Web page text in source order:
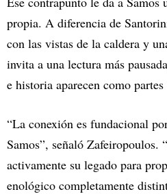
propia. A diferencia de
con las vistas de la caldera y
invita a una lectura más
e historia aparecen como
“La conexión es fundacional
Samos”, señaló Zafeiropoulos.
activamente su legado para
enológico completamente